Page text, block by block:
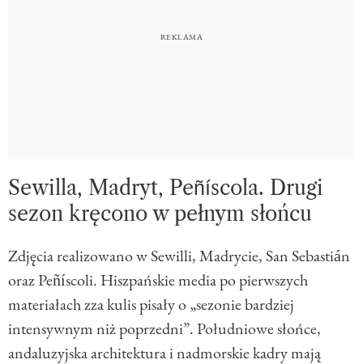
Sewilla, Madryt, Peñíscola. Drugi
sezon kręcono w pełnym słońcu
Zdjęcia realizowano w Sewilli, Madrycie, San Sebastián
oraz Peñíscoli. Hiszpańskie media po pierwszych
materiałach zza kulis pisały o „sezonie bardziej
intensywnym niż poprzedni”. Południowe słońce,
andaluzyjska architektura i nadmorskie kadry mają